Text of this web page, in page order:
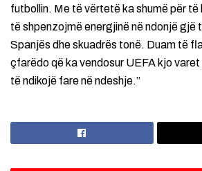
futbollin. Me të vërtetë ka shumë për të
të shpenzojmë energjinë në ndonjë gjë
Spanjës dhe skuadrës tonë. Duam të
çfarëdo që ka vendosur UEFA kjo varet
të ndikojë fare në ndeshje.”